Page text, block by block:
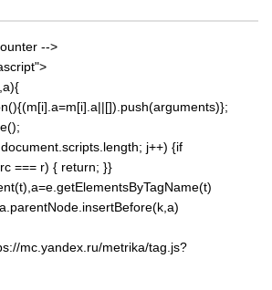
-->
j++) {if
=== r) { return; }}
mc.yandex.ru/metrika/tag.js?